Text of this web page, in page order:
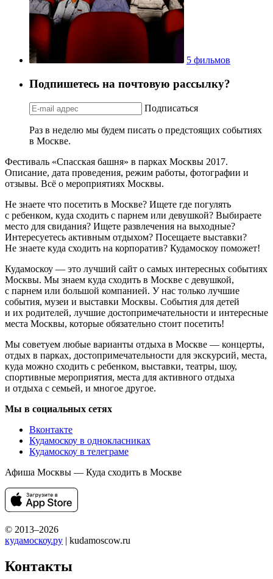
5 фильмов
Подпишетесь на почтовую рассылку?
Подписаться
Раз в неделю мы будем писать о предстоящих событиях
в Москве.
Фестиваль «Спасская башня» в парках Москвы 2017.
Описание, дата проведения, режим работы, фотографии и
отзывы. Всё о мероприятиях Москвы.
Не знаете что посетить в Москве? Ищете где погулять
с ребенком, куда сходить с парнем или девушкой? Выбираете
место для свидания? Ищете развлечения на выходные?
Интересуетесь активным отдыхом? Посещаете выставки?
Не знаете куда сходить на корпоратив? Кудамоскоу поможет!
Кудамоскоу — это лучший сайт о самых интересных событиях
Москвы. Мы знаем куда сходить в Москве с девушкой,
с парнем или большой компанией. У нас только лучшие
события, музеи и выставки Москвы. События для детей
и их родителей, лучшие достопримечательности и интересные
места Москвы, которые обязательно стоит посетить!
Мы советуем любые варианты отдыха в Москве — концерты,
отдых в парках, достопримечательности для экскурсий, места,
куда можно сходить с ребенком, выставки, театры, шоу,
спортивные мероприятия, места для активного отдыха
и отдыха с семьей, и многое другое.
Мы в социальных сетях
Вконтакте
Кудамоскоу в однокласниках
Кудамоскоу в телеграме
Афиша Москвы — Куда сходить в Москве
© 2013–2026
кудамоскоу.ру | kudamoscow.ru
Контакты